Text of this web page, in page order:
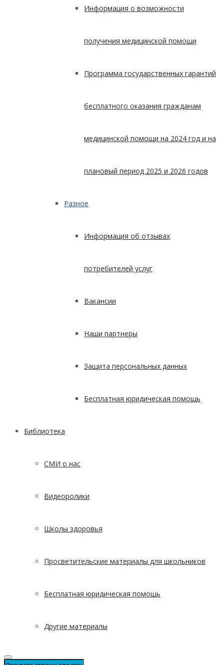
Информация о возможности
получения медицинской помощи
Программа государственных гарантий
бесплатного оказания гражданам
медицинской помощи на 2024 год и на
плановый период 2025 и 2026 годов
Разное
Информация об отзывах
потребителей услуг
Вакансии
Наши партнеры
Защита персональных данных
Бесплатная юридическая помощь
Библиотека
СМИ о нас
Видеоролики
Школы здоровья
Просветительские материалы для школьников
Бесплатная юридическая помощь
Другие материалы